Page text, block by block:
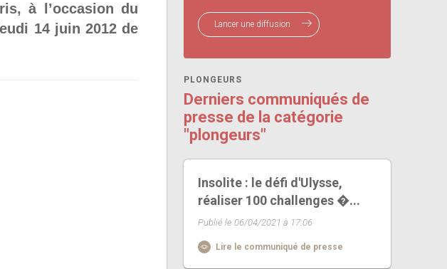
à l’occasion du
14 juin 2012 de
Lancer une diffusion
PLONGEURS
Derniers communiqués de
presse de la catégorie
"plongeurs"
Insolite : le défi d'Ulysse,
réaliser 100 challenges �...
Publié le 06/04/2021 à 17:06
Lire le communiqué de presse